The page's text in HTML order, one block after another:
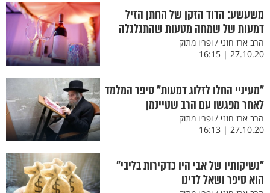
משעשע: הדוד הזקן של החתן הזיל
דמעות של שמחה מטעות שהתגלגלה
הרב ארז חזני / ופריו מתוק
27.10.20 | 16:15
"מעיניי החלו לזלוג דמעות" סיפר המלמד
לאחר מפגשו עם הרב שטיינמן
הרב ארז חזני / ופריו מתוק
27.10.20 | 16:13
"נשיקותיו של אבי היו כדקירות בליבי"
הוא סיפר ושאל לדינו